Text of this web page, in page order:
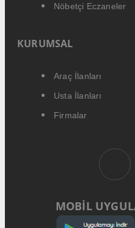
Nöbetçi Eczaneler
KURUMSAL
Araç İlanları
Usta İlanları
Firmalar
MOBİL